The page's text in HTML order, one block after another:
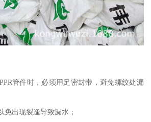
管件时，必须用足密封带，避免螺纹处漏
免出现裂逢导致漏水；